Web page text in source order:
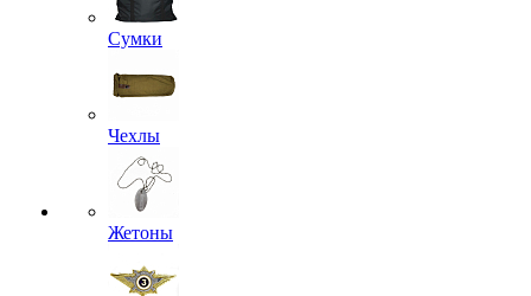
Сумки
Чехлы
Жетоны